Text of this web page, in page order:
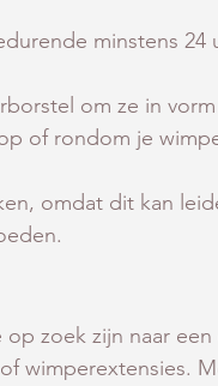
minstens 24
om ze in
of rondom je
omdat dit kan
zoek zijn naar een
wimperextensies.